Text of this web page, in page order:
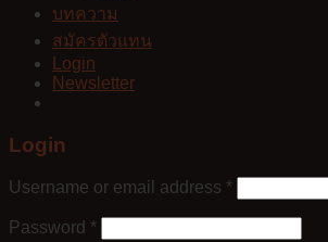
บทความ
สมัครตัวแทน
Login
Newsletter
Login
Username or email address *
Password *